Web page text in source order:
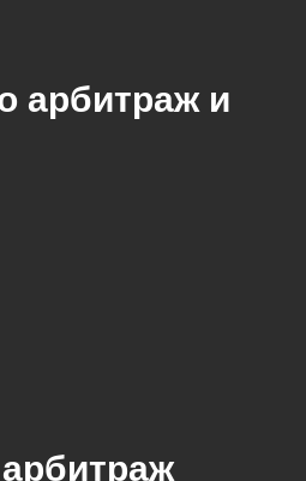
арбитраж и